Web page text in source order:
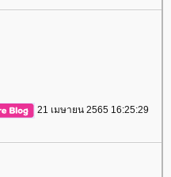
21 เมษายน 2565 16:25:29